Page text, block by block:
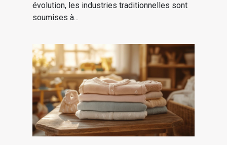
évolution, les industries traditionnelles sont
soumises à...